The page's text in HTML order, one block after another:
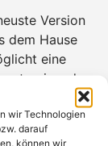
wir Technologien
darauf
können wir
Version
dem Hause
eine
bietet
V und
Dank der